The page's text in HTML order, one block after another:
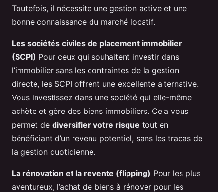
Toutefois, il nécessite une gestion active et une
bonne connaissance du marché locatif.
Les sociétés civiles de placement immobilier
(SCPI) Pour ceux qui souhaitent investir dans
l’immobilier sans les contraintes de la gestion
directe, les SCPI offrent une excellente alternative.
Vous investissez dans une société qui elle-même
achète et gère des biens immobiliers. Cela vous
permet de diversifier votre risque tout en
bénéficiant d’un revenu potentiel, sans les tracas de
la gestion quotidienne.
La rénovation et la revente (flipping) Pour les plus
aventureux, l’achat de biens à rénover pour les